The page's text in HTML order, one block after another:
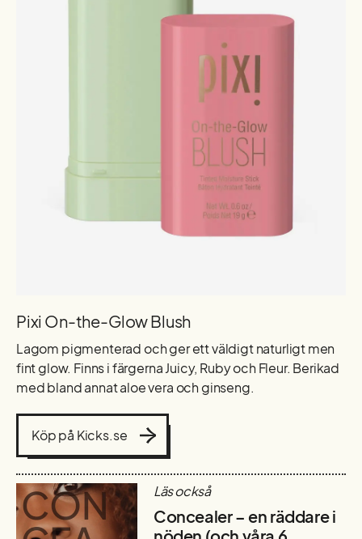
Pixi On-the-Glow Blush
Lagom pigmenterad och ger ett väldigt naturligt men
fint glow. Finns i färgerna Juicy, Ruby och Fleur. Berikad
med bland annat aloe vera och ginseng.
Köp på Kicks.se
Läs också
Concealer – en räddare i